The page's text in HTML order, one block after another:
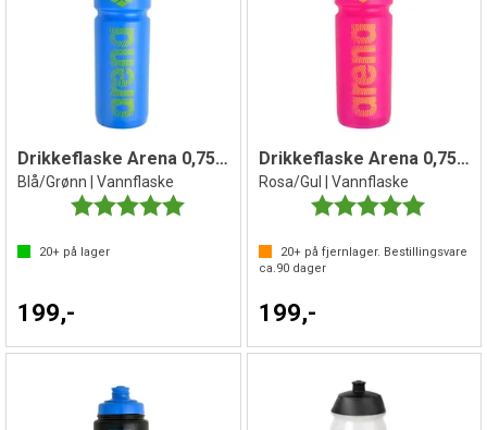
Drikkeflaske Arena 0,75 liter
Blå/Grønn | Vannflaske
Karakter:
5.0 av 5 mulige
20+ på lager
199,-
Drikkeflaske Arena 0,75 liter
Rosa/Gul | Vannflaske
Karakter:
20+på fjernlager. Bestillingsvare
ca.90dager
199,-